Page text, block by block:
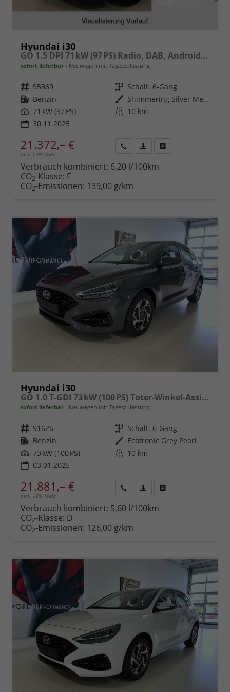
Hyundai i30
GO 1.5 DPI 71 kW (97 PS) Radio, DAB, Android Auto, Apple CarPlay, Navigationssystem, Bluetooth, Klimaanlage, Lenkradheizung, Sitzheizung, Rückfahrkamera, Einparkhilfe vorne und hinten, 16 Zoll Leichtmetallfelgen, uvm.
sofort lieferbar Neuwagen mit Tageszulassung
Fahrzeugnr. 95369 Getriebe Schalt. 6-Gang
Kraftstoff Benzin Außenfarbe
Shimmering Silver Metallic
Leistung 71 kW (97 PS) Kilometerstand 10 km
30.11.2025
21.372,– €
incl. 19% MwSt.
anfordern
Datei,
Verbrauch kombiniert: 6,20 l/100km
CO2-Klasse: E
CO2-Emissionen: 139,00 g/km
Hyundai i30
GO 1.0 T-GDI 73 kW (100 PS) Toter-Winkel-Assistent, 2-Zonen-Klimaautomatik, PDC vorne und hinten, Rückfahrkamera, LED-Scheinwerfer, Sitzheizung, Lenkradheizung, Navigationssystem, Radio mit DAB, Apple CarPlay, Android Auto, 16 Zoll Leichtmetallfelgen
sofort lieferbar Neuwagen mit Tageszulassung
Fahrzeugnr. 91626 Getriebe Schalt. 6-Gang
Kraftstoff Benzin Außenfarbe Ecotronic Grey Pearl
Leistung 73 kW (100 PS) Kilometerstand 10 km
03.01.2025
21.881,– €
incl. 19% MwSt.
anfordern
Datei,
Verbrauch kombiniert: 5,60 l/100km
CO2-Klasse: D
CO2-Emissionen: 126,00 g/km